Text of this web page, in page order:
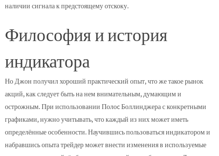
наличии сигнала к предстоящему отскоку.
Философия и история
индикатора
Но Джон получил хороший практический опыт, что же такое рынок
акций, как следует быть на нем внимательным, думающим и
острожным. При использовании Полоc Боллинджера с конкретными
графиками, нужно учитывать, что каждый из них может иметь
определённые особенности. Научившись пользоваться индикатором и
набравшись опыта трейдер может внести изменения в используемые